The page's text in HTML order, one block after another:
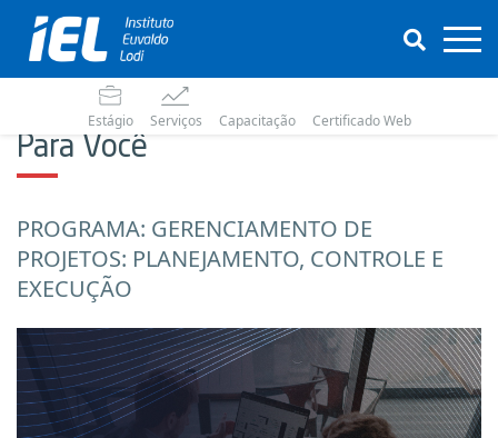
Estágio Serviços Capacitação Certificado Web
Para Você
PROGRAMA: GERENCIAMENTO DE
PROJETOS: PLANEJAMENTO, CONTROLE E
EXECUÇÃO